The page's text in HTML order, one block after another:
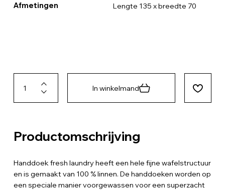
Afmetingen Lengte 135 x breedte 70
In winkelmand
Productomschrijving
Handdoek fresh laundry heeft een hele fijne wafelstructuur
en is gemaakt van 100 % linnen. De handdoeken worden op
een speciale manier voorgewassen voor een superzacht